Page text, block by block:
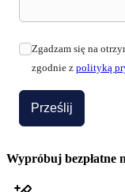
Zgadzam się na
zgodnie z polityką
Prześlij
Wypróbuj bezpłatne